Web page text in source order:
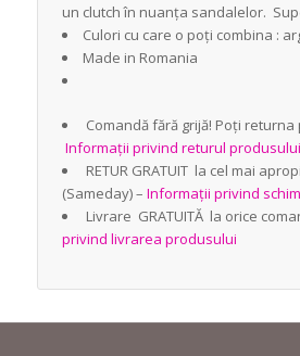
un clutch în nuanța sandalelor.
Culori cu care o poți combina :
Made in Romania
Comandă fără grijă! Poți returna
Informații privind returul produsului
RETUR GRATUIT la cel mai
(Sameday) – Informații privind
Livrare GRATUITĂ la orice
privind livrarea produsului